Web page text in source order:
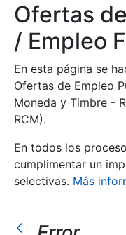
Mostrar/Ocultar
Mostrar/Ocultar
Ofertas
/ Empleo
En esta página se
Ofertas de Empleo
Moneda y Timbre -
RCM).
En todos los
cumplimentar un
selectivas. Más